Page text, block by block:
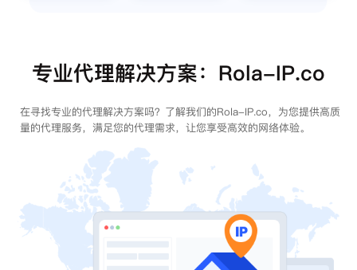
专业代理解决方案：Rola-IP.co
在寻找专业的代理解决方案吗？了解我们的Rola-IP.co，为您提供高质
量的代理服务，满足您的代理需求，让您享受高效的网络体验。